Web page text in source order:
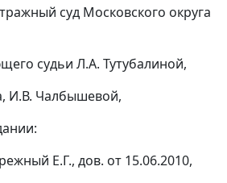
суд Московского округа
судьи Л.А. Тутубалиной,
И.В. Чалбышевой,
Е.Г., дов. от 15.06.2010,